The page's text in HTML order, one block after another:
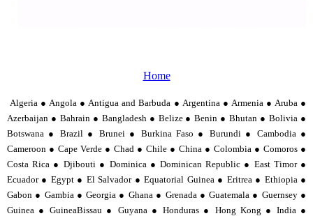
Home
Algeria ● Angola ● Antigua and Barbuda ● Argentina ● Armenia ● Aruba ●
Azerbaijan ● Bahrain ● Bangladesh ● Belize ● Benin ● Bhutan ● Bolivia ●
Botswana ● Brazil ● Brunei ● Burkina Faso ● Burundi ● Cambodia ●
Cameroon ● Cape Verde ● Chad ● Chile ● China ● Colombia ● Comoros ●
Costa Rica ● Djibouti ● Dominica ● Dominican Republic ● East Timor ●
Ecuador ● Egypt ● El Salvador ● Equatorial Guinea ● Eritrea ● Ethiopia ●
Gabon ● Gambia ● Georgia ● Ghana ● Grenada ● Guatemala ● Guernsey ●
Guinea ● GuineaBissau ● Guyana ● Honduras ● Hong Kong ● India ●